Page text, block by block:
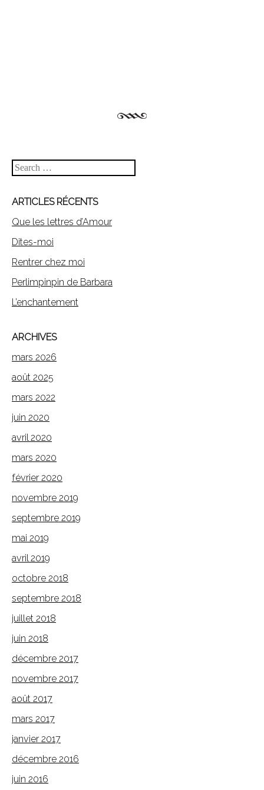
Search
ARTICLES RÉCENTS
Que les lettres d’Amour
Dites-moi
Rentrer chez moi
Perlimpinpin de Barbara
L’enchantement
ARCHIVES
mars 2026
août 2025
mars 2022
juin 2020
avril 2020
mars 2020
février 2020
novembre 2019
septembre 2019
mai 2019
avril 2019
octobre 2018
septembre 2018
juillet 2018
juin 2018
décembre 2017
novembre 2017
août 2017
mars 2017
janvier 2017
décembre 2016
juin 2016